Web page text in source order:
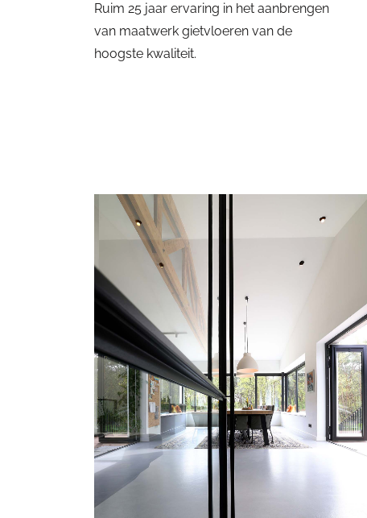
Ruim 25 jaar ervaring in het aanbrengen
van maatwerk gietvloeren van de
hoogste kwaliteit.